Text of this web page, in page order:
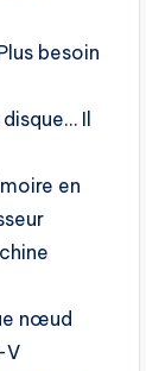
besoin
Il
en
nœud
V